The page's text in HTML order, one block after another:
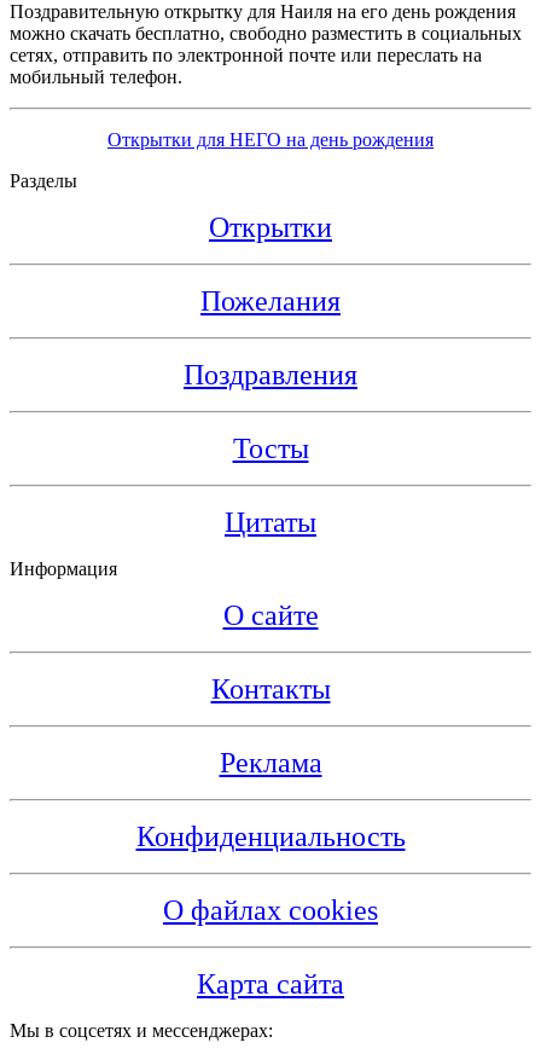
Поздравительную открытку для Наиля на его день рождения
можно скачать бесплатно, свободно разместить в социальных
сетях, отправить по электронной почте или переслать на
мобильный телефон.
Открытки для НЕГО на день рождения
Разделы
Открытки
Пожелания
Поздравления
Тосты
Цитаты
Информация
О сайте
Контакты
Реклама
Конфиденциальность
О файлах cookies
Карта сайта
Мы в соцсетях и мессенджерах: